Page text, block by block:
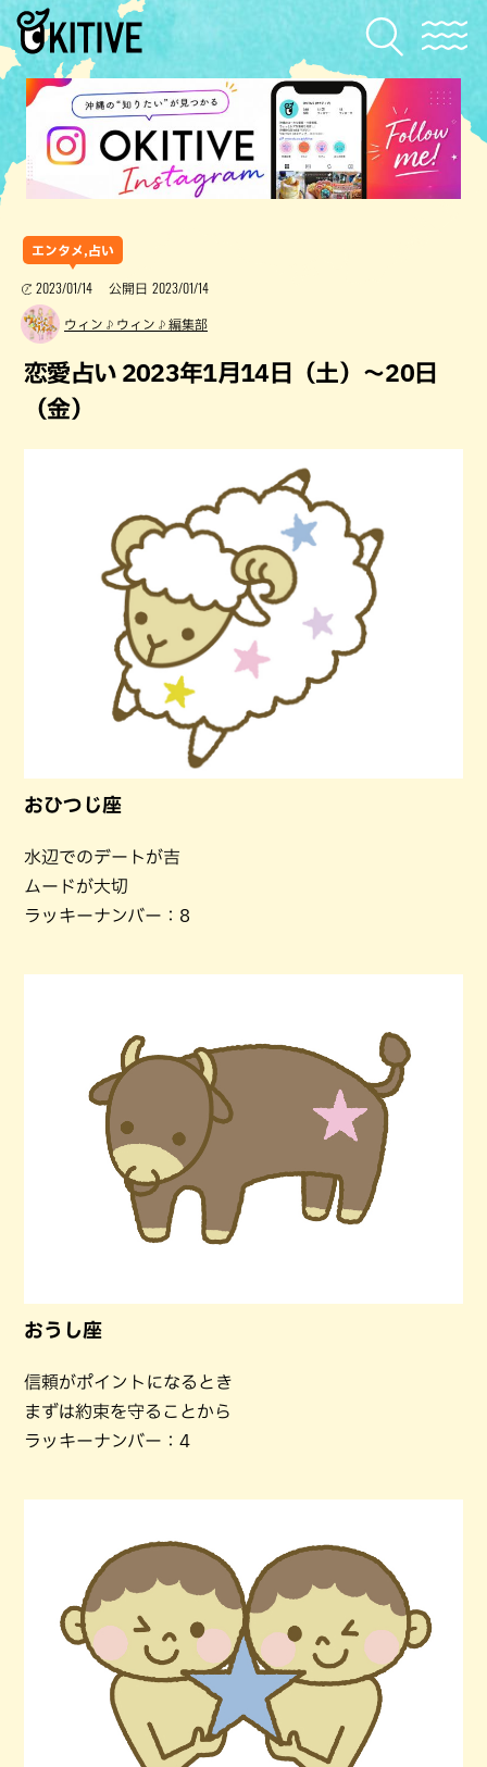
エンタメ,占い
2023/01/14 公開日 2023/01/14
ウィン♪ウィン♪編集部
恋愛占い 2023年1月14日（土）～20日
（金）
おひつじ座
水辺でのデートが吉
ムードが大切
ラッキーナンバー：8
おうし座
信頼がポイントになるとき
まずは約束を守ることから
ラッキーナンバー：4